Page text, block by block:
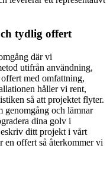
tydlig offert
där vi
utifrån användning,
med omfattning,
håller vi rent,
så att projektet flyter.
genomgång och lämnar
dina golv i
ditt projekt i vårt
offert så återkommer vi